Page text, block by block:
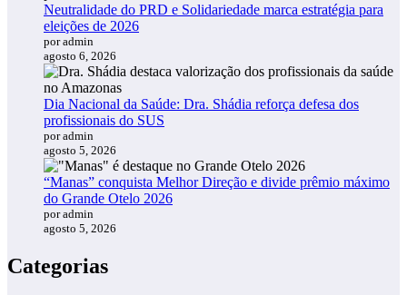
Neutralidade do PRD e Solidariedade marca estratégia para
eleições de 2026
por admin
agosto 6, 2026
Dia Nacional da Saúde: Dra. Shádia reforça defesa dos
profissionais do SUS
por admin
agosto 5, 2026
“Manas” conquista Melhor Direção e divide prêmio máximo
do Grande Otelo 2026
por admin
agosto 5, 2026
Categorias